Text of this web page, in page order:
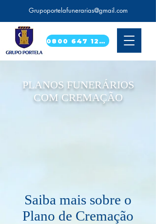
0800 647 1224
Grupoportelafunerarias@gmail.com
PLANOS FUNERÁRIOS
COM CREMAÇÃO
Saiba mais sobre o
Plano de Cremação